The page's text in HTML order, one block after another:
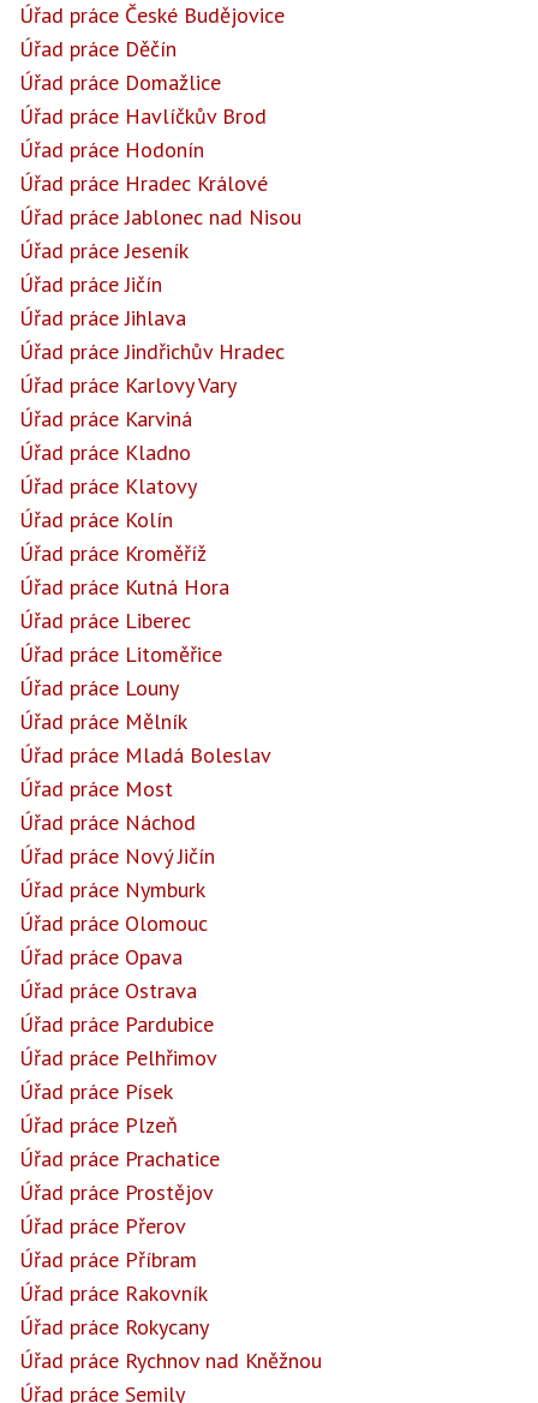
Úřad práce České Budějovice
Úřad práce Děčín
Úřad práce Domažlice
Úřad práce Havlíčkův Brod
Úřad práce Hodonín
Úřad práce Hradec Králové
Úřad práce Jablonec nad Nisou
Úřad práce Jeseník
Úřad práce Jičín
Úřad práce Jihlava
Úřad práce Jindřichův Hradec
Úřad práce Karlovy Vary
Úřad práce Karviná
Úřad práce Kladno
Úřad práce Klatovy
Úřad práce Kolín
Úřad práce Kroměříž
Úřad práce Kutná Hora
Úřad práce Liberec
Úřad práce Litoměřice
Úřad práce Louny
Úřad práce Mělník
Úřad práce Mladá Boleslav
Úřad práce Most
Úřad práce Náchod
Úřad práce Nový Jičín
Úřad práce Nymburk
Úřad práce Olomouc
Úřad práce Opava
Úřad práce Ostrava
Úřad práce Pardubice
Úřad práce Pelhřimov
Úřad práce Písek
Úřad práce Plzeň
Úřad práce Prachatice
Úřad práce Prostějov
Úřad práce Přerov
Úřad práce Příbram
Úřad práce Rakovník
Úřad práce Rokycany
Úřad práce Rychnov nad Kněžnou
Úřad práce Semily